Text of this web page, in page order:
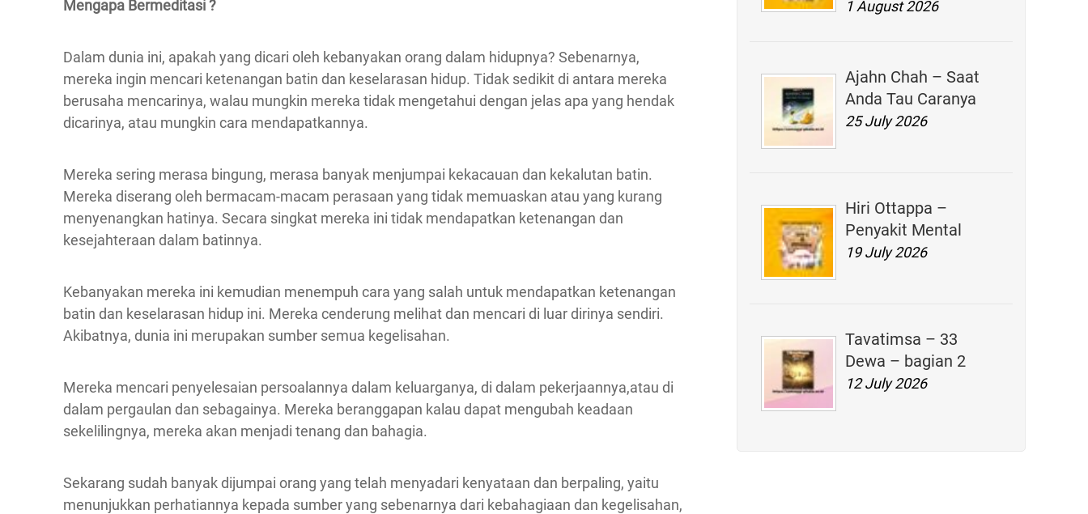
1 August 2026
Ajahn Chah – Saat
Anda Tau Caranya
25 July 2026
Hiri Ottappa –
Penyakit Mental
19 July 2026
Tavatimsa – 33
Dewa – bagian 2
12 July 2026
Mengapa Bermeditasi ?
Dalam dunia ini, apakah yang dicari oleh kebanyakan orang dalam hidupnya? Sebenarnya,
mereka ingin mencari ketenangan batin dan keselarasan hidup. Tidak sedikit di antara mereka
berusaha mencarinya, walau mungkin mereka tidak mengetahui dengan jelas apa yang hendak
dicarinya, atau mungkin cara mendapatkannya.
Mereka sering merasa bingung, merasa banyak menjumpai kekacauan dan kekalutan batin.
Mereka diserang oleh bermacam-macam perasaan yang tidak memuaskan atau yang kurang
menyenangkan hatinya. Secara singkat mereka ini tidak mendapatkan ketenangan dan
kesejahteraan dalam batinnya.
Kebanyakan mereka ini kemudian menempuh cara yang salah untuk mendapatkan ketenangan
batin dan keselarasan hidup ini. Mereka cenderung melihat dan mencari di luar dirinya sendiri.
Akibatnya, dunia ini merupakan sumber semua kegelisahan.
Mereka mencari penyelesaian persoalannya dalam keluarganya, di dalam pekerjaannya,atau di
dalam pergaulan dan sebagainya. Mereka beranggapan kalau dapat mengubah keadaan
sekelilingnya, mereka akan menjadi tenang dan bahagia.
Sekarang sudah banyak dijumpai orang yang telah menyadari kenyataan dan berpaling, yaitu
menunjukkan perhatiannya kepada sumber yang sebenarnya dari kebahagiaan dan kegelisahan,